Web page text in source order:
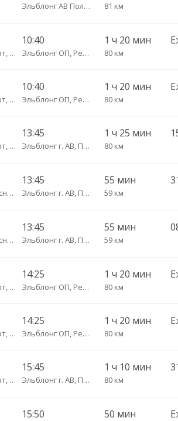
Эльблонг АВ Польша, ул. Грунвальдска, 61 81 км
Гданьск аэропорт, ул. Ю. Словацкого, 200, платформа 7
10:40
Эльблонг ОП, Республика Польша, г. пл. Дворцовы, д. 4
1 ч 20 мин
80 км
Гданьск аэропорт, ул. Ю. Словацкого, 200, платформа 7
10:40
Эльблонг ОП, Республика Польша, г. пл. Дворцовы, д. 4
1 ч 20 мин
80 км
Гданьск аэропорт, ул. Ю. Словацкого, 200, платформа 7
13:45
Эльблонг г. АВ, Польша, г. пл. Дворцовы, д. 4
1 ч 25 мин
80 км
Гданьск (автобусная остановка АВ на ул. 3 Мая)
13:45
Эльблонг г. АВ, Польша, г. пл. Дворцовы, д. 4
55 мин
59 км
Гданьск (автобусная остановка АВ на ул. 3 Мая)
13:45
Эльблонг г. АВ, Польша, г. пл. Дворцовы, д. 4
55 мин
59 км
Гданьск аэропорт, ул. Ю. Словацкого, 200, платформа 7
14:25
Эльблонг ОП, Республика Польша, г. пл. Дворцовы, д. 4
1 ч 20 мин
80 км
Гданьск аэропорт, ул. Ю. Словацкого, 200, платформа 7
14:25
Эльблонг ОП, Республика Польша, г. пл. Дворцовы, д. 4
1 ч 20 мин
80 км
Гданьск аэропорт, ул. Ю. Словацкого, 200, платформа 7
15:45
Эльблонг г. АВ, Польша, г. пл. Дворцовы, д. 4
1 ч 10 мин
80 км
15:50 50 мин